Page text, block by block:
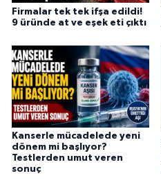
Firmalar tek tek ifşa edildi!
9 üründe at ve eşek eti çıktı
Kanserle mücadelede yeni
dönem mi başlıyor?
Testlerden umut veren
sonuç